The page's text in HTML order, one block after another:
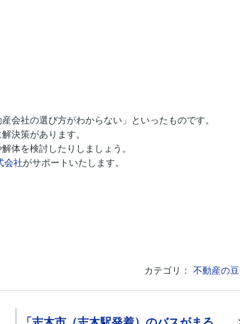
会社の選び方がわからない」といったものです。
決策があります。
体を検討したりしましょう。
会社がサポートいたします。
カテゴリ： 不動産の